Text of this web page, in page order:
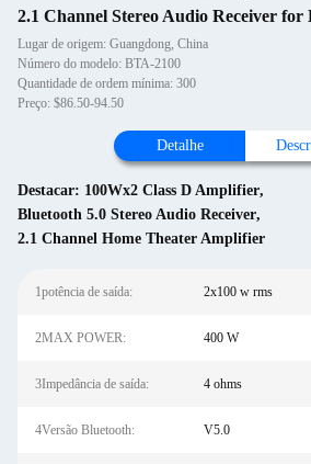
2.1 Channel Stereo Audio Receiver for
Lugar de origem: Guangdong, China
Número do modelo: BTA-2100
Quantidade de ordem mínima: 300
Preço: $86.50-94.50
Detalhe
Destacar: 100Wx2 Class D Amplifier,
Bluetooth 5.0 Stereo Audio Receiver,
2.1 Channel Home Theater Amplifier
1potência de saída: 2x100 w rms
2MAX POWER: 400 W
3Impedância de saída: 4 ohms
4Versão Bluetooth: V5.0